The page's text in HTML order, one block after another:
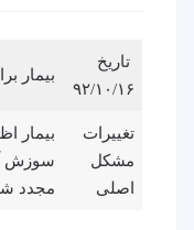
تاریخ
۹۲/۱۰/۱۶
بیمار
تغییرات
مشکل
اصلی
بیمار
سوزش
مجدد